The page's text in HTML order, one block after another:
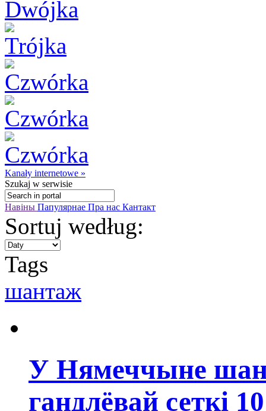
Kanały internetowe »
Szukaj w serwisie
Навіны Папулярнае Пра нас Кантакт
Sortuj według:
Tags
шантаж
У Нямеччыне
гандлёвай сеткі